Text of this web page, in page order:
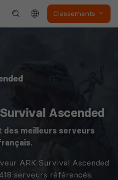
Classements
Ascended
des meilleurs serveurs
ARK Survival Ascended
serveurs référencés.